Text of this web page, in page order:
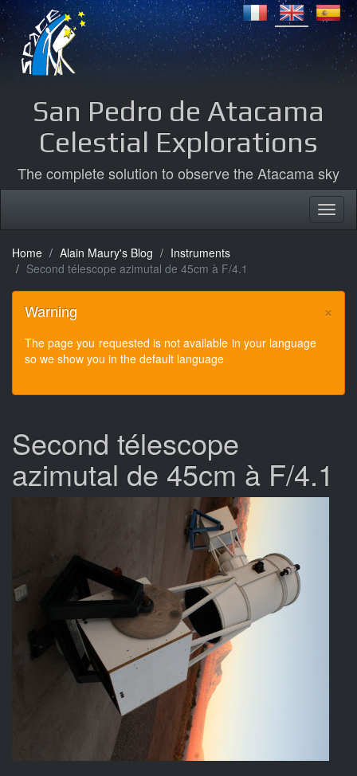
San Pedro de Atacama
Celestial Explorations
The complete solution to observe the Atacama sky
Home Alain Maury's Blog
Instruments
Second télescope azimutal de 45cm à F/4.1
×
Warning
The page you requested is not available in your language
so we show you in the default language
Second télescope
azimutal de 45cm à F/4.1